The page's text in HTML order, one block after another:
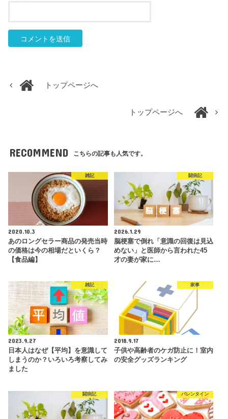
トップページへ
トップページへ
RECOMMEND こちらの記事も人気です。
雑記
2020.10.3
あのロングセラー商品の発売当時
の価格は今の相場だといくら？
【食品編】
闘病記
2026.1.29
脳梗塞で倒れ「意識の回復は見込
めない」と医師から言われた45
才の妻が家に…
雑記
2023.9.27
日本人はなぜ【平均】を意識して
しまうのか？いろいろ考察してみ
ました
家事
2018.9.17
子供や高齢者のケガ防止に！室内
の安全グッズランキング
闘病記 バレンタイン